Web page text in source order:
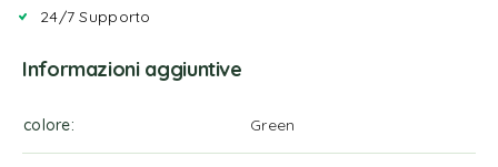
24/7 Supporto
Informazioni aggiuntive
colore Green